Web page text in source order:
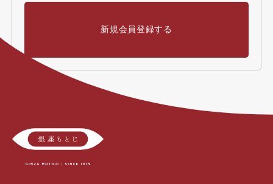
新規会員登録する